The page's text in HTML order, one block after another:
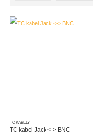
TC KABELY
TC kabel Jack <-> BNC